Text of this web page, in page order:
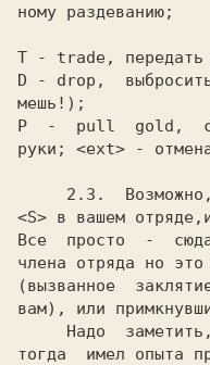
ному раздеванию;
Т - trade, передать
D - drop,
мешь!);
P  -  pull  gold,
руки; <ext> -
     2.3.
<S> в вашем
Все  просто  -
члена отряда но
(вызванное
вам), или
тогда  имел опыта